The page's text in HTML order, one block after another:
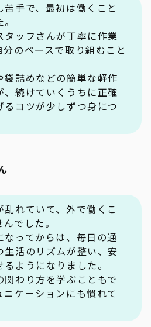
手で、最初は働くこと
タッフさんが丁寧に作業
のペースで取り組むこと
詰めなどの簡単な軽作
続けていくうちに正確
るコツが少しずつ身につ
れていて、外で働くこ
でした。
ってからは、毎日の通
活のリズムが整い、安
ようになりました。
わり方を学ぶこともで
ケーションにも慣れて